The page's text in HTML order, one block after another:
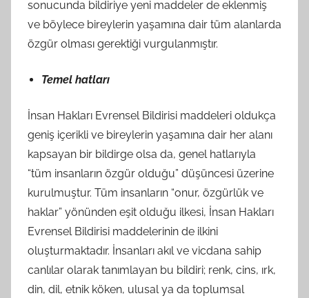
sonucunda bildiriye yeni maddeler de eklenmiş
ve böylece bireylerin yaşamına dair tüm alanlarda
özgür olması gerektiği vurgulanmıştır.
Temel hatları
İnsan Hakları Evrensel Bildirisi maddeleri oldukça
geniş içerikli ve bireylerin yaşamına dair her alanı
kapsayan bir bildirge olsa da, genel hatlarıyla
“tüm insanların özgür olduğu” düşüncesi üzerine
kurulmuştur. Tüm insanların “onur, özgürlük ve
haklar” yönünden eşit olduğu ilkesi, İnsan Hakları
Evrensel Bildirisi maddelerinin de ilkini
oluşturmaktadır. İnsanları akıl ve vicdana sahip
canlılar olarak tanımlayan bu bildiri; renk, cins, ırk,
din, dil, etnik köken, ulusal ya da toplumsal